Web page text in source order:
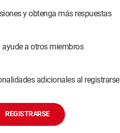
y obtenga más respuestas
ayude a otros miembros
adicionales al registrarse
REGISTRARSE